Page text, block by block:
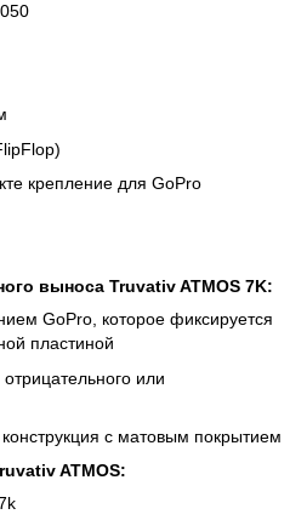
крепление для GoPro
выноса Truvativ ATMOS 7K:
GoPro, которое фиксируется
пластиной
или
с матовым покрытием
ATMOS: